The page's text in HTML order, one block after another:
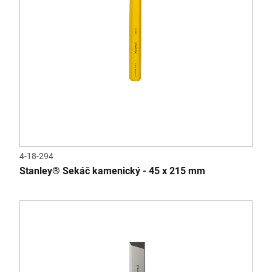
4-18-294
Stanley® Sekáč kamenický - 45 x 215 mm